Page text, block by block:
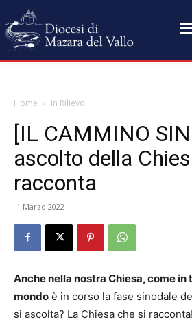
Home In Rilievo
[IL CAMMINO
ascolto della
racconta
1 Marzo 2022
Anche nella nostra Chiesa, come in
mondo è in corso la fase sinodale
si ascolta? La Chiesa che si